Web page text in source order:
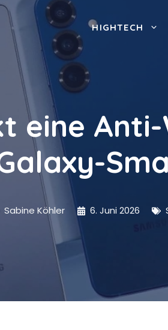
HIGHTECH
eine
Sabine Köhler 6. Juni 2026